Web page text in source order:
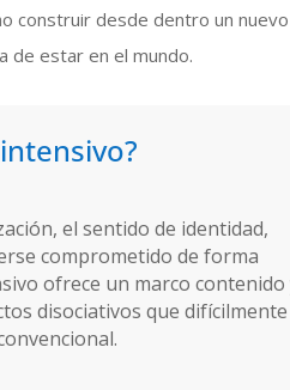
construir desde dentro un
de estar en el mundo.
el sentido de identidad,
comprometido de forma
ofrece un marco contenido
disociativos que difícilmente